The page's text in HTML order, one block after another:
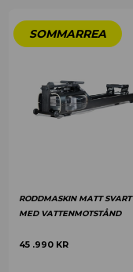
RODDMASKIN MATT SVART
MED VATTENMOTSTÅND
45 .990 KR